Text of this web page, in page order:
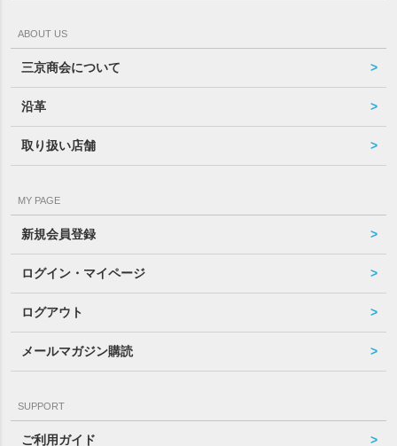
ABOUT US
三京商会について
沿革
取り扱い店舗
MY PAGE
新規会員登録
ログイン・マイページ
ログアウト
メールマガジン購読
SUPPORT
ご利用ガイド